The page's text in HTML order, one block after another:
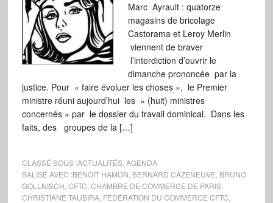
Marc Ayrault : quatorze
magasins de bricolage
Castorama et Leroy Merlin
viennent de braver
l’interdiction d’ouvrir le
dimanche prononcée par la
justice. Pour « faire évoluer les choses », le Premier
ministre réuni aujourd’hui les « (huit) ministres
concernés » par le dossier du travail dominical. Dans les
faits, des groupes de la […]
CLASSÉ SOUS :ACTUALITÉS, AGENDA
BALISÉ AVEC :BENOÎT HAMON BERNARD CAZENEUVE BRUNO
GOLLNISCH CFTC CHAMBRE DE COMMERCE DE PARIS,
CHRISTIANE TAUBIRA, FÉDÉRATION DU COMMERCE CFTC